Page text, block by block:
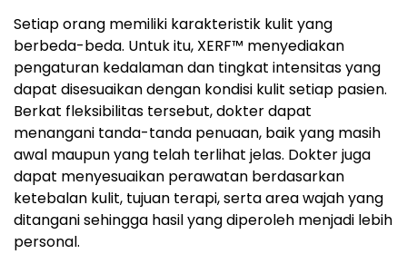
Setiap orang memiliki karakteristik kulit yang
berbeda-beda. Untuk itu, XERF™ menyediakan
pengaturan kedalaman dan tingkat intensitas yang
dapat disesuaikan dengan kondisi kulit setiap pasien.
Berkat fleksibilitas tersebut, dokter dapat
menangani tanda-tanda penuaan, baik yang masih
awal maupun yang telah terlihat jelas. Dokter juga
dapat menyesuaikan perawatan berdasarkan
ketebalan kulit, tujuan terapi, serta area wajah yang
ditangani sehingga hasil yang diperoleh menjadi lebih
personal.